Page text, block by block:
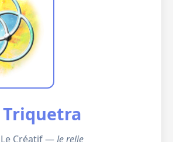
Triquetra
Le Créatif —Je relie